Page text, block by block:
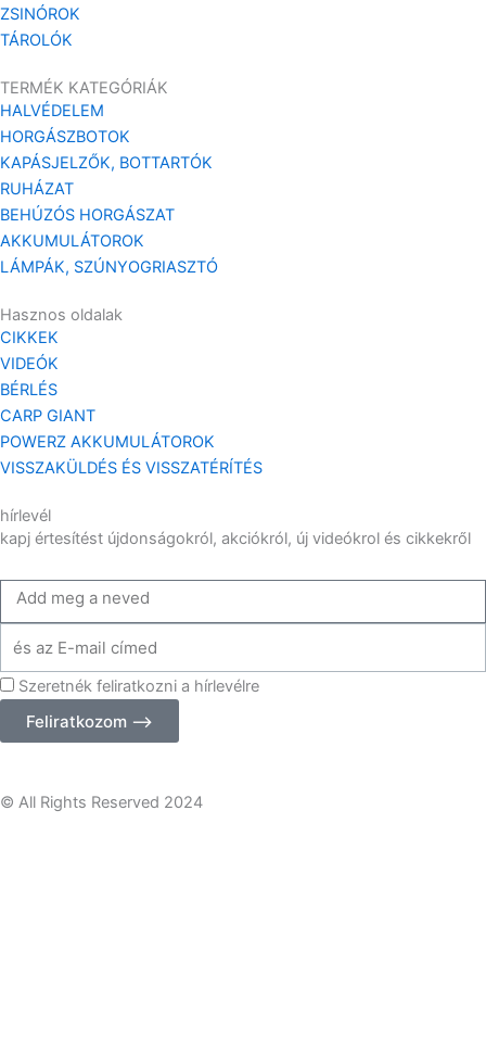
ZSINÓROK
TÁROLÓK
TERMÉK KATEGÓRIÁK
HALVÉDELEM
HORGÁSZBOTOK
KAPÁSJELZŐK, BOTTARTÓK
RUHÁZAT
BEHÚZÓS HORGÁSZAT
AKKUMULÁTOROK
LÁMPÁK, SZÚNYOGRIASZTÓ
Hasznos oldalak
CIKKEK
VIDEÓK
BÉRLÉS
CARP GIANT
POWERZ AKKUMULÁTOROK
VISSZAKÜLDÉS ÉS VISSZATÉRÍTÉS
hírlevél
kapj értesítést újdonságokról, akciókról, új videókrol és cikkekről
Add
neve
az
email
címed
Szeretnék feliratkozni a hírlevélre
Feliratkozom ⟶
© All Rights Reserved 2024